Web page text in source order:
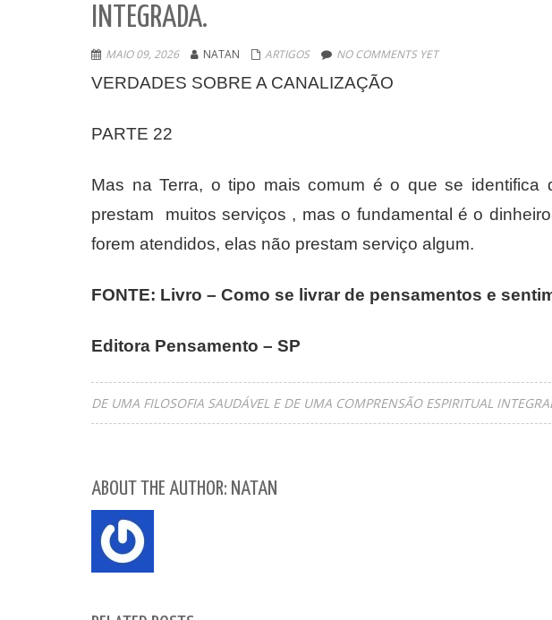
INTEGRADA.
MAIO 09, 2026 NATAN ARTIGOS NO COMMENTS YET
VERDADES SOBRE A CANALIZAÇÃO
PARTE 22
Mas na Terra, o tipo mais comum é o que se identifica
prestam muitos serviços , mas o fundamental é o
forem atendidos, elas não prestam serviço algum.
FONTE: Livro – Como se livrar de pensamentos e
Editora Pensamento – SP
DE UMA FILOSOFIA SAUDÁVEL E DE UMA COMPRENSÃO ESPIRITUAL
ABOUT THE AUTHOR: NATAN